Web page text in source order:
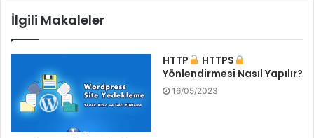
İlgili Makaleler
HTTP
HTTPS
Yönlendirmesi Nasıl Yapılır?
16/05/2023